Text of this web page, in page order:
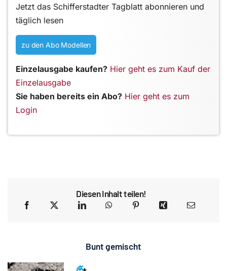
Jetzt das Schifferstadter Tagblatt abonnieren und
täglich lesen
zu den Abo Modellen
Einzelausgabe kaufen? Hier geht es zum Kauf der
Einzelausgabe
Sie haben bereits ein Abo? Hier geht es zum
Login
Diesen Inhalt teilen!
Bunt gemischt